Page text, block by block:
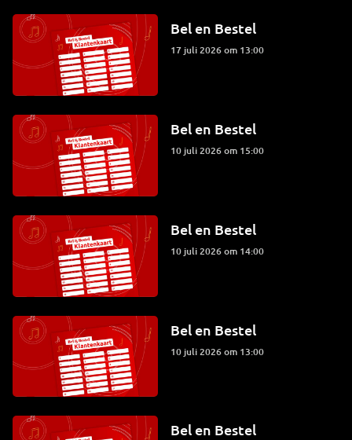
Bel en Bestel
17 juli 2026 om 13:00
Bel en Bestel
10 juli 2026 om 15:00
Bel en Bestel
10 juli 2026 om 14:00
Bel en Bestel
10 juli 2026 om 13:00
Bel en Bestel